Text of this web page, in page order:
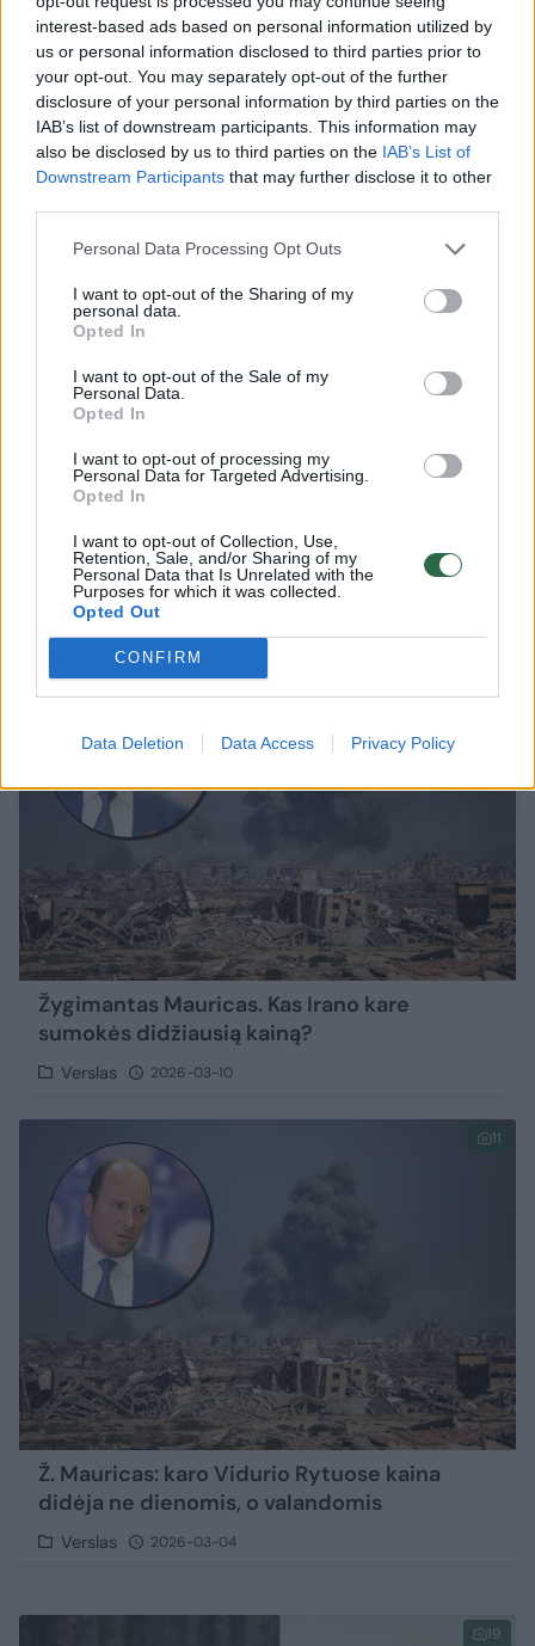
interest-based ads based on personal information utilized by
us or personal information disclosed to third parties prior to
your opt-out. You may separately opt-out of the further
disclosure of your personal information by third parties on the
IAB’s list of downstream participants. This information may
also be disclosed by us to third parties on the IAB’s List of
Downstream Participants that may further disclose it to other
Personal Data Processing Opt Outs
I want to opt-out of the Sharing of my
personal data.
Opted In
I want to opt-out of the Sale of my
Personal Data.
Opted In
I want to opt-out of processing my
Personal Data for Targeted Advertising.
Opted In
I want to opt-out of Collection, Use,
Retention, Sale, and/or Sharing of my
Personal Data that Is Unrelated with the
Purposes for which it was collected.
Opted Out
CONFIRM
Data Deletion Data Access Privacy Policy
Lietuvai: ekonomistas įspėja – turime puikų
infliacijos laužą
Verslas 2026-03-18
I. Ruginienei užsiminus apie sprendimą dėl
degalų kainų lubų, kirto be gailesčio: „Tai
gali brangiai kainuoti“
Verslas 2026-03-11
Žygimantas Mauricas. Kas Irano kare
sumokės didžiausią kainą?
Verslas 2026-03-10
11
Ž. Mauricas: karo Vidurio Rytuose kaina
didėja ne dienomis, o valandomis
Verslas 2026-03-04
19